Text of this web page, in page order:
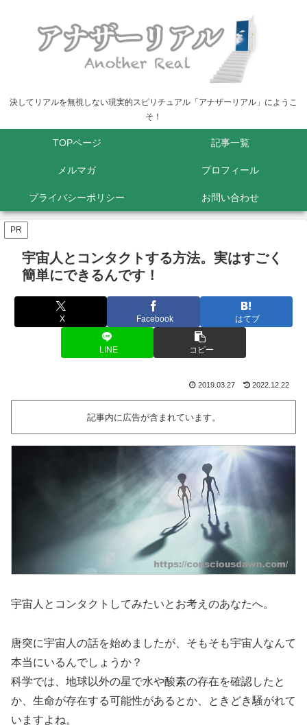
決してリアルを無視しない現実的スピリチュアル「アナザーリアル」にようこ
そ！
TOPページ 記事一覧
メルマガ プロフィール
プライバシーポリシー お問い合わせ
PR
宇宙人とコンタクトする方法。実はすごく
簡単にできるんです！
X Facebook はてブ
LINE コピー
2019.03.27 2022.12.22
記事内に広告が含まれています。
宇宙人とコンタクトしてみたいとお考えのあなたへ。
唐突に宇宙人の話を始めましたが、そもそも宇宙人なんて
本当にいるんでしょうか？
科学では、地球以外の星で水や酸素の存在を確認したと
か、生命が存在する可能性があるとか、ときどき騒がれて
いますよね。